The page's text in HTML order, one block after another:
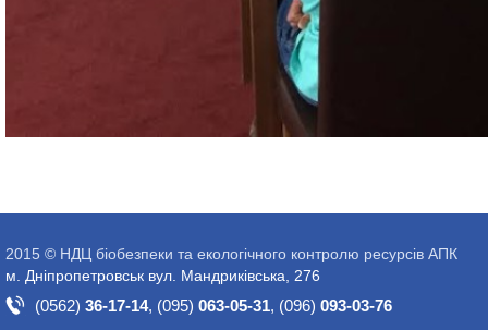
2015 © НДЦ біобезпеки та екологічного контролю ресурсів АПК
м. Дніпропетровськ вул. Мандриківська, 276
(0562) 36-17-14, (095) 063-05-31, (096) 093-03-76